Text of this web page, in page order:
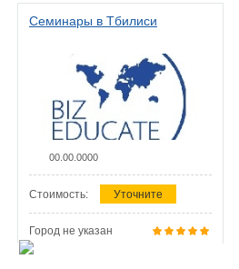
Семинары в Тбилиси
00.00.0000
Стоимость: Уточните
Город не указан